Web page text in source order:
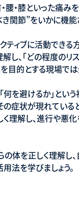
腰・膝といった痛
関節”をいかに機能
クティブに活動で
し、「どの程度の
目的とする現場では
「何を避けるか」と
の症状が現れてい
理解し、進行や悪
の体を正しく理解し
法を学びましょう。